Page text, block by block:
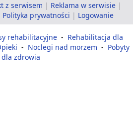
z serwisem | Reklama w serwisie |
Polityka prywatności | Logowanie
rehabilitacyjne - Rehabilitacja dla
- Noclegi nad morzem - Pobyty
dla zdrowia